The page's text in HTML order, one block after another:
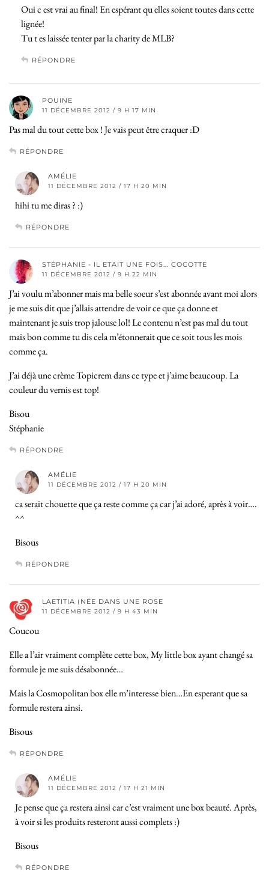
Oui c est vrai au final! En espérant qu elles soient toutes dans cette
lignée!
Tu t es laissée tenter par la charity de MLB?
RÉPONDRE
POUINE
11 DÉCEMBRE 2012 / 9 H 17 MIN
Pas mal du tout cette box ! Je vais peut être craquer :D
RÉPONDRE
AMÉLIE
11 DÉCEMBRE 2012 / 17 H 20 MIN
hihi tu me diras ? :)
RÉPONDRE
STÉPHANIE - IL ETAIT UNE FOIS... COCOTTE
11 DÉCEMBRE 2012 / 9 H 22 MIN
J’ai voulu m’abonner mais ma belle soeur s’est abonnée avant moi alors
je me suis dit que j’allais attendre de voir ce que ça donne et
maintenant je suis trop jalouse lol! Le contenu n’est pas mal du tout
mais bon comme tu dis cela m’étonnerait que ce soit tous les mois
comme ça.
J’ai déjà une crème Topicrem dans ce type et j’aime beaucoup. La
couleur du vernis est top!
Bisou
Stéphanie
RÉPONDRE
AMÉLIE
11 DÉCEMBRE 2012 / 17 H 20 MIN
ca serait chouette que ça reste comme ça car j’ai adoré, après à voir….
^^
Bisous
RÉPONDRE
LAETITIA (NÉE DANS UNE ROSE
11 DÉCEMBRE 2012 / 9 H 43 MIN
Coucou
Elle a l’air vraiment complète cette box, My little box ayant changé sa
formule je me suis désabonnée…
Mais la Cosmopolitan box elle m’interesse bien…En esperant que sa
formule restera ainsi.
Bisous
RÉPONDRE
AMÉLIE
11 DÉCEMBRE 2012 / 17 H 21 MIN
Je pense que ça restera ainsi car c’est vraiment une box beauté. Après,
à voir si les produits resteront aussi complets :)
Bisous
RÉPONDRE